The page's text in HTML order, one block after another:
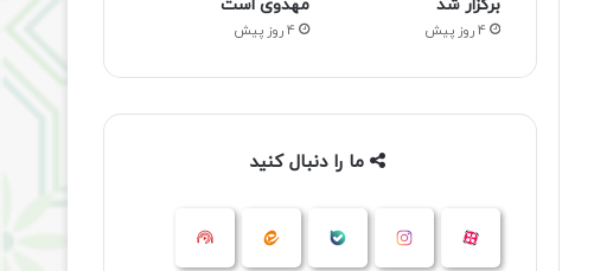
برگزار شد
4 روز پیش
مهدوی است
4 روز پیش
ما را دنبال کنید
آپارات اینستاگرام ایتا